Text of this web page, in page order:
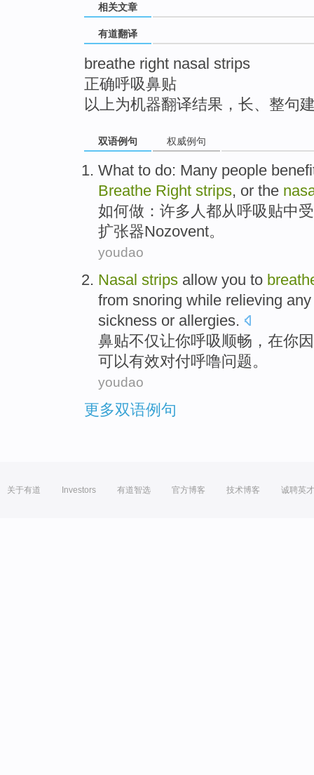
相关文章
有道翻译
breathe right nasal strips
正确呼吸鼻贴
以上为机器翻译结果，长、整句
双语例句 权威例句
What to do: Many people
Breathe Right strips, or the
如何做 ： 许多 人都从呼吸 贴中
扩张器Nozovent。
youdao
Nasal strips allow you to
from snoring while relieving
sickness or allergies.
鼻贴不仅让你呼吸顺畅，在你因
可以有效对付呼噜问题。
youdao
更多双语例句
关于有道 Investors 有道智选 官方博客 技术博客 诚聘英才